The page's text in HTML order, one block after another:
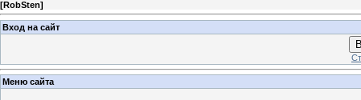
[RobSten]
Вход на сайт
Меню сайта